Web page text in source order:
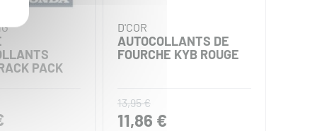
PACK
D'COR
AUTOCOLLANTS DE
FOURCHE KYB ROUGE
13,95 €
11,86 €